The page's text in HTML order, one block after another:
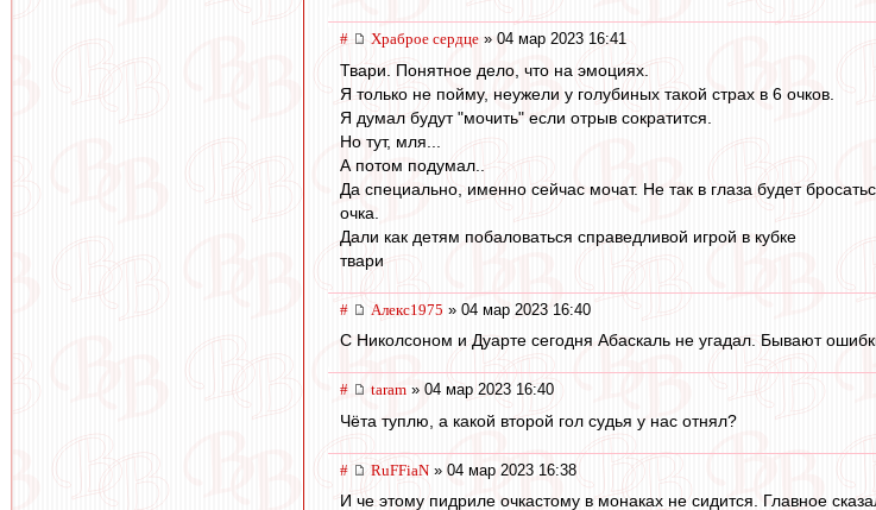
# Храброе сердце » 04 мар 2023 16:41
Твари. Понятное дело, что на эмоциях.
Я только не пойму, неужели у голубиных такой страх в 6 очков.
Я думал будут "мочить" если отрыв сократится.
Но тут, мля...
А потом подумал..
Да специально, именно сейчас мочат. Не так в глаза будет
очка.
Дали как детям побаловаться справедливой игрой в кубке
твари
# Алекс1975 » 04 мар 2023 16:40
С Николсоном и Дуарте сегодня Абаскаль не угадал. Бывают
# taram » 04 мар 2023 16:40
Чёта туплю, а какой второй гол судья у нас отнял?
# RuFFiaN » 04 мар 2023 16:38
И че этому пидриле очкастому в монаках не сидится. Главное